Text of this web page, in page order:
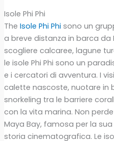
Isole Phi Phi
The Isole Phi Phisono un
a breve distanza in barca da
scogliere calcaree, lagune
le isole Phi Phi sono un
e i cercatori di avventura. I
calette nascoste, nuotare in
snorkeling tra le barriere
con la vita marina. Non
Maya Bay, famosa per la
storia cinematografica. Le